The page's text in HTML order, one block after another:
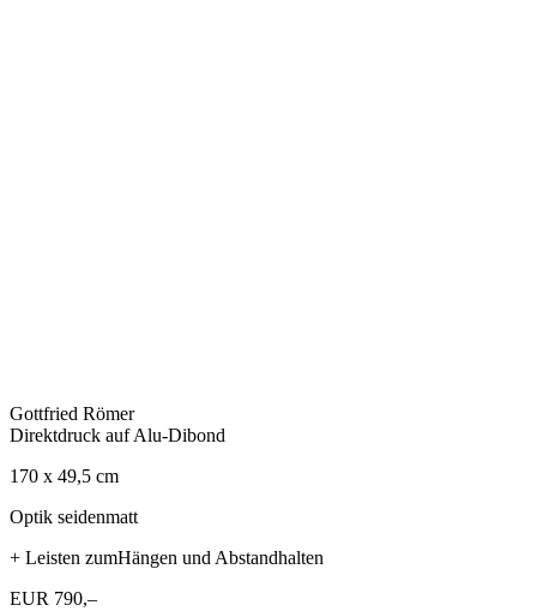
Gottfried Römer
Direktdruck auf Alu-Dibond
170 x 49,5 cm
Optik seidenmatt
+ Leisten zumHängen und Abstandhalten
EUR 790,–